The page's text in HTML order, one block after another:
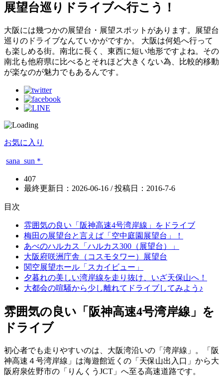
展望台巡りドライブへ行こう！
大阪には幾つかの展望台・展望スポットがあります。展望台
巡りのドライブなんていかがですか。 大阪は何処へ行って
も楽しめる街。南北に長く、東西に短い地形ですよね。その
南北も他府県に比べるとそれほど大きくない為、比較的移動
が楽なのが魅力でもあるんです。
お気に入り
sana_sun＊
407
最終更新日：2026-06-16 / 投稿日： 2016-7-6
目次
雰囲気の良い「阪神高速4号湾岸線」をドライブ
梅田の展望台と言えば「空中庭園展望台」！
あべのハルカス「ハルカス300（展望台）」
大阪府咲洲庁舎（コスモタワー）展望台
関空展望ホール「スカイビュー」
夕暮れの美しい湾岸線を走り抜け、いざ天保山へ！
大都会の喧騒から少し離れてドライブしてみよう♪
雰囲気の良い「阪神高速4号湾岸線」を
ドライブ
初心者でも走りやすいのは、大阪湾沿いの「湾岸線」。「阪
神高速４号湾岸線」は海遊館近くの「天保山出入口」から大
阪府泉佐野市の「りんくうJCT」へ至る高速道路です。